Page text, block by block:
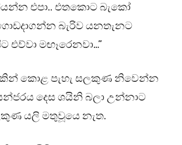
එපා.. එතකොට බැකෝ
බැරිව යනතැනට
එව්වා මඟෑරෙනවා…”
කොළ පැහැ සලකුණ නිවෙන්න
දෙස ශයිනි බලා උන්නාට
යලි මතුවූයෙ නැත.